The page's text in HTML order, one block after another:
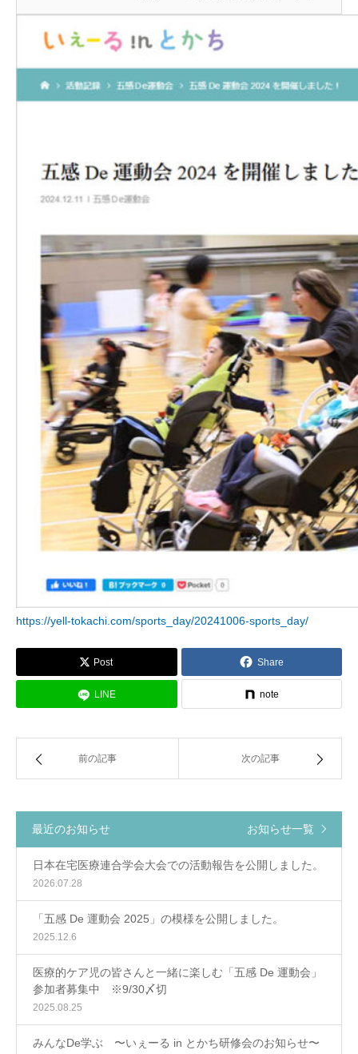
５回目を迎える「五感 De 運動会」。
会場は昨年同様、帯広畜産大学体育
館。 昨年は11月開催ということで寒
さも心配されましたが...
https://yell-tokachi.com/sports_day/20241006-sports_day/
Post Share
LINE note
前の記事 次の記事
最近のお知らせ お知らせ一覧
日本在宅医療連合学会大会での活動報告を公開しました。
2026.07.28
「五感 De 運動会 2025」の模様を公開しました。
2025.12.6
医療的ケア児の皆さんと一緒に楽しむ「五感 De 運動会」
参加者募集中 ※9/30〆切
2025.08.25
みんなDe学ぶ 〜いぇーる in とかち研修会のお知らせ〜